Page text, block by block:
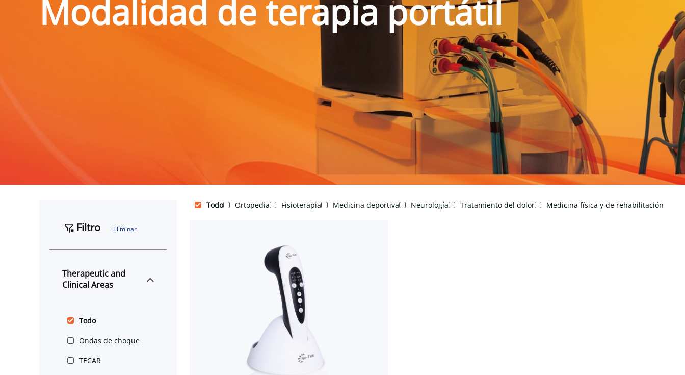
Modalidad de terapia portátil
Filtro Eliminar
Therapeutic and
Clinical Areas
Todo
Ondas de choque
TECAR
Todo Ortopedia Fisioterapia Medicina deportiva Neurología Tratamiento del dolor Medicina física y de rehabilitación